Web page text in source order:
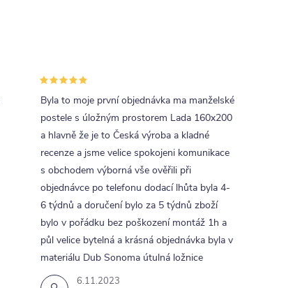
6.11.2023
Byla to moje první objednávka ma manželské
postele s úložným prostorem Lada 160x200
a hlavně že je to Česká výroba a kladné
recenze a jsme velice spokojeni komunikace
s obchodem výborná vše ověřili při
objednávce po telefonu dodací lhůta byla 4-
6 týdnů a doručení bylo za 5 týdnů zboží
bylo v pořádku bez poškození montáž 1h a
půl velice bytelná a krásná objednávka byla v
materiálu Dub Sonoma útulná ložnice